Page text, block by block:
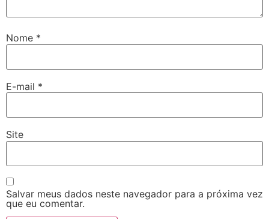
Nome *
E-mail *
Site
Salvar meus dados neste navegador para a próxima vez
que eu comentar.